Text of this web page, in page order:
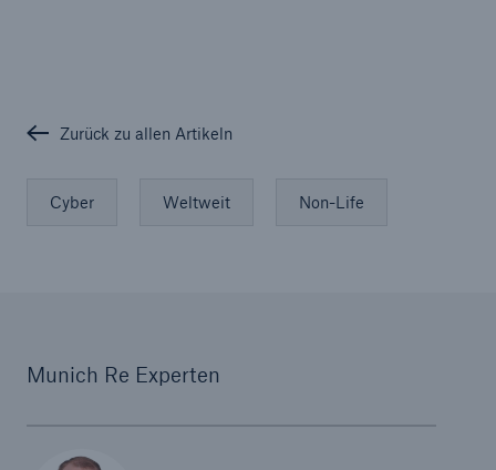
Zurück zu allen Artikeln
Cyber Weltweit Non-Life
Munich Re Experten